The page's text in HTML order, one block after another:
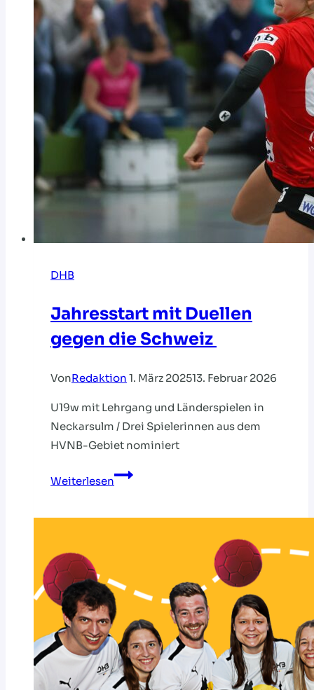
DHB
Jahresstart mit Duellen
gegen die Schweiz
VonRedaktion 1. März 202513. Februar 2026
U19w mit Lehrgang und Länderspielen in
Neckarsulm / Drei Spielerinnen aus dem
HVNB-Gebiet nominiert
Weiterlesen
Jahresstart